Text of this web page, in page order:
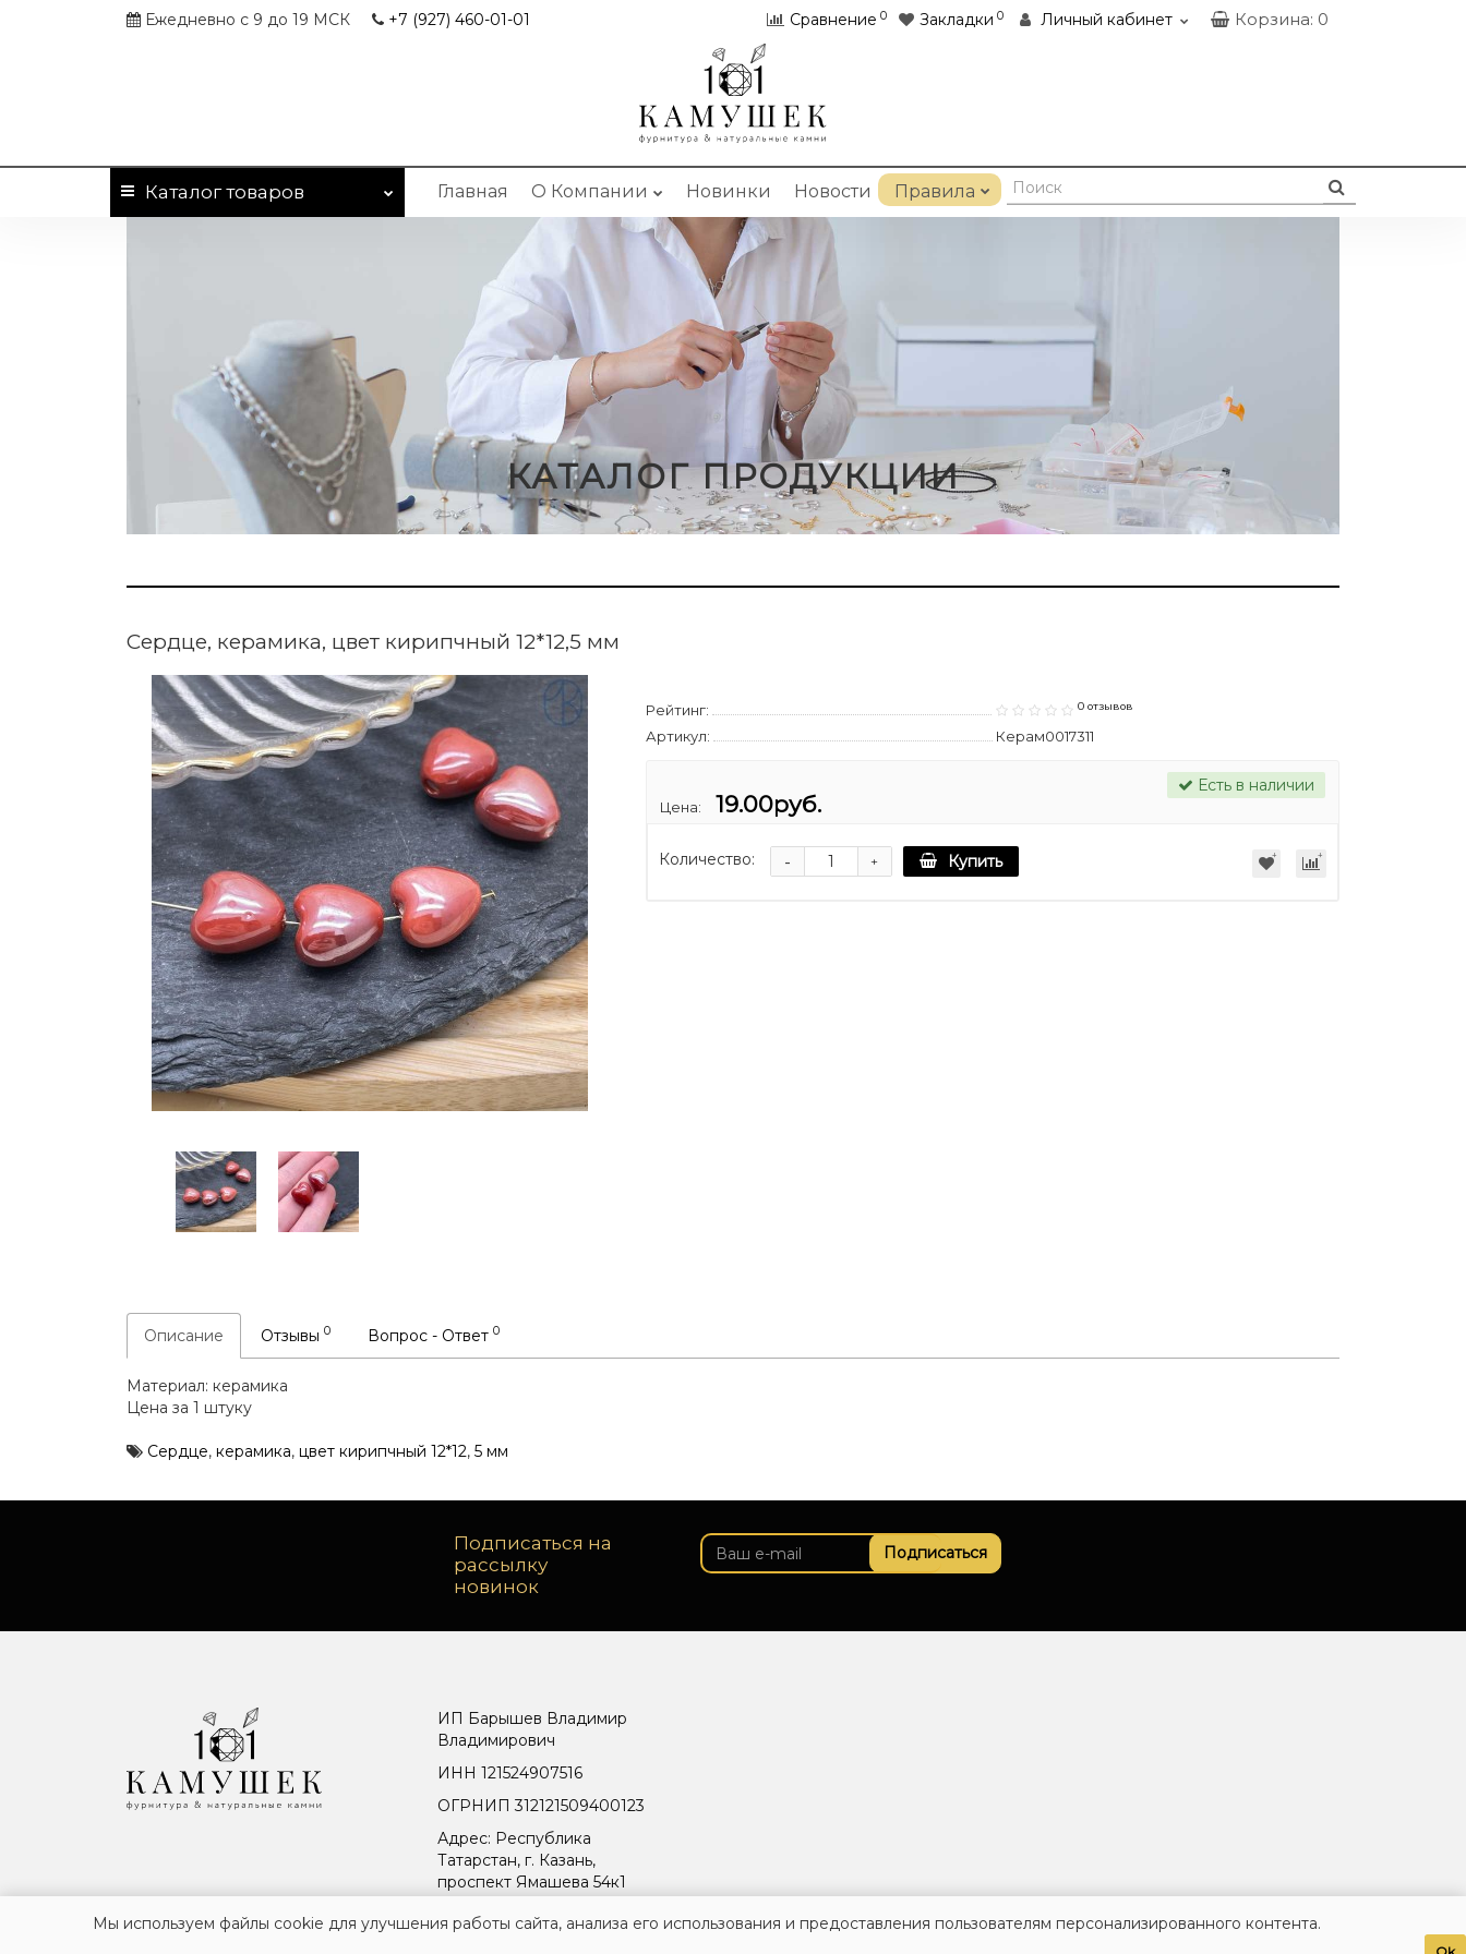
Ежедневно с 9 до 19 МСК +7 (927) 460-01-01 Сравнение 0 Закладки 0 Личный кабинет Корзина: 0
Каталогтоваров Главная О Компании Новинки Новости Правила
КАТАЛОГ ПРОДУКЦИИ
Сердце, керамика, цвет кирипчный 12*12,5 мм
Рейтинг: 0 отзывов
Артикул: Керам0017311
Цена: 19.00руб.
Есть в наличии
Количество: +
- Купить
Описание Отзывы 0 Вопрос - Ответ 0
Материал: керамика
Цена за 1 штуку
Сердце, керамика, цвет кирипчный 12*12, 5 мм
Подписаться на
рассылку
новинок
Подписаться
ИП Барышев Владимир
Владимирович
ИНН 121524907516
ОГРНИП 312121509400123
Адрес: Республика
Татарстан, г. Казань,
проспект Ямашева 54к1
Мы используем файлы cookie для улучшения работы сайта, анализа его использования и предоставления пользователям персонализированного контента.